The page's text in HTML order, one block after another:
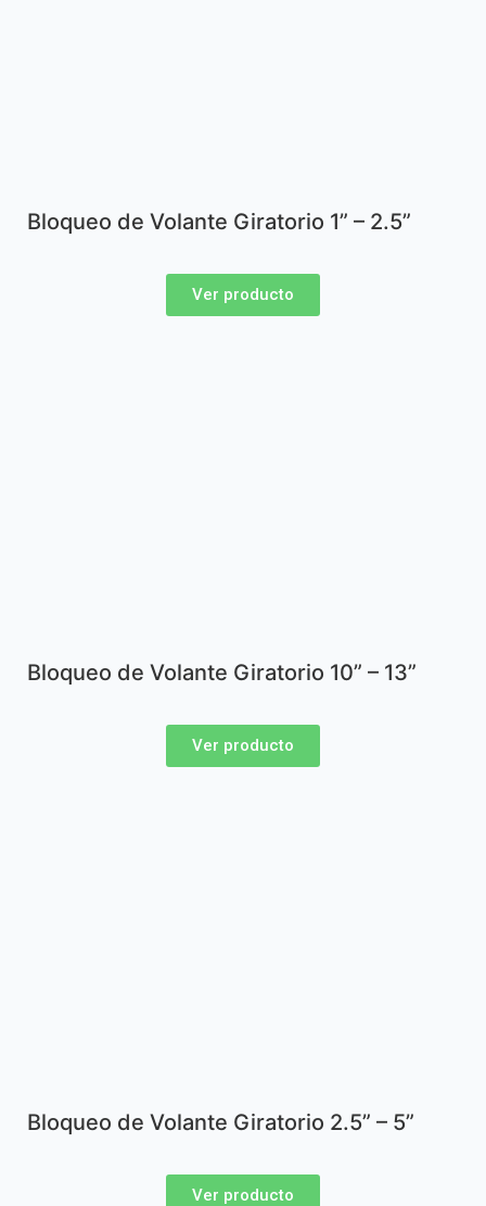
Bloqueo de Volante Giratorio 1” – 2.5”
Ver producto
Bloqueo de Volante Giratorio 10” – 13”
Ver producto
Bloqueo de Volante Giratorio 2.5” – 5”
Ver producto